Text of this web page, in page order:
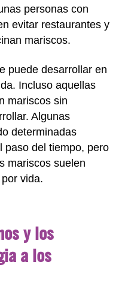
personas con
evitar restaurantes y
mariscos.
puede desarrollar en
Incluso aquellas
mariscos sin
Algunas
determinadas
paso del tiempo, pero
mariscos suelen
vida.
y los
a los